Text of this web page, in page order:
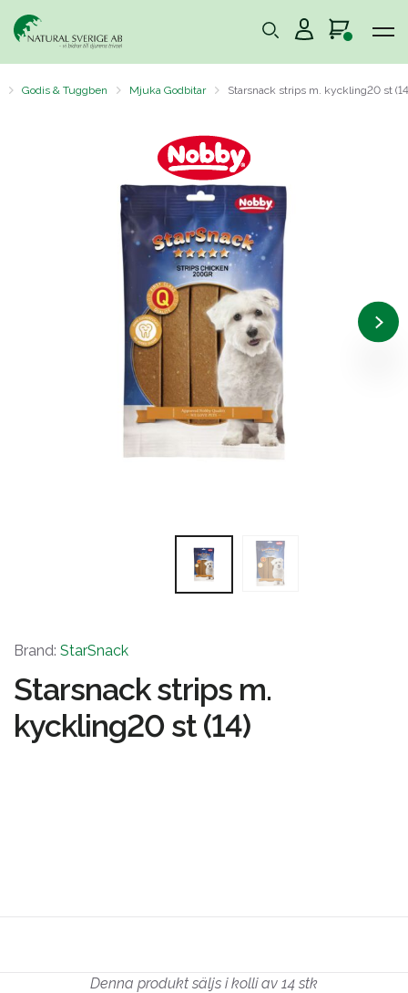
Godis & Tuggben Mjuka Godbitar Starsnack strips m. kyckling20 st
Brand: StarSnack
Starsnack strips m.
kyckling20 st (14)
Denna produkt säljs i kolli av 14 stk